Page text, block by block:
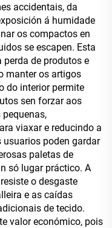
accidentais, da
á humidade
os compactos en
se escapen. Esta
de produtos e
manter os artigos
do interior permite
sen forzar aos
viaxar e reducindo a
poden gardar
paletas de
só lugar práctico. A
o desgaste
e as caídas
de tecido.
valor económico, pois